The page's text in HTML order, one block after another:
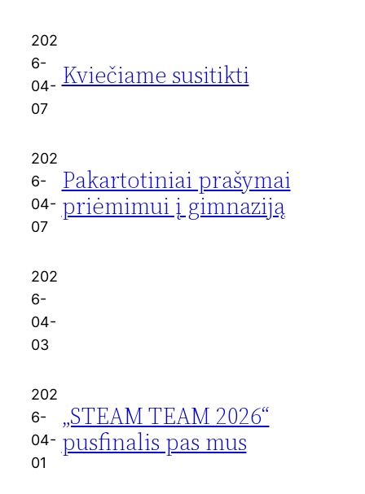
202
6-
04-
07
Kviečiame susitikti
202
6-
04-
07
Pakartotiniai prašymai
priėmimui į gimnaziją
202
6-
04-
03
202
6-
04-
01
„STEAM TEAM 2026“
pusfinalis pas mus